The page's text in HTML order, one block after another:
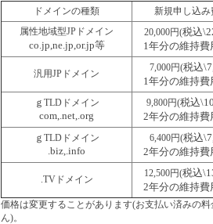
ドメインの種類
新規申し込み
属性地域型JPドメイン
co.jp,ne.jp,or.jp等
20,000円(税込
1年分の維持費
汎用JPドメイン
7,000円(税込
1年分の維持費
ｇTLDドメイン
com,.net,.org
9,800円(税込
2年分の維持費
ｇTLDドメイン
.biz,.info
6,400円(税込
2年分の維持費
.TVドメイン
12,500円(税込
2年分の維持費
価格は変更することがあります(お支払い済みの
ん)。